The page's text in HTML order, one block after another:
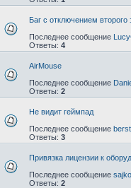
Баг с отключением второго
Последнее сообщение
Ответы: 4
AirMouse
Последнее сообщение
Ответы: 2
Не видит геймпад
Последнее сообщение
Ответы: 3
Привязка лицензии к
Последнее сообщение
Ответы: 2